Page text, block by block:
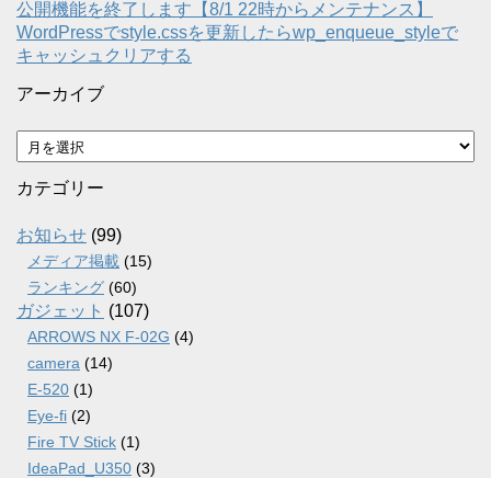
公開機能を終了します【8/1 22時からメンテナンス】
WordPressでstyle.cssを更新したらwp_enqueue_styleで
キャッシュクリアする
アーカイブ
ア
ー
カ
ブ
カテゴリー
お知らせ (99)
メディア掲載 (15)
ランキング (60)
ガジェット (107)
ARROWS NX F-02G (4)
camera (14)
E-520 (1)
Eye-fi (2)
Fire TV Stick (1)
IdeaPad_U350 (3)